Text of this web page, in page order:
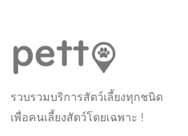
รวบรวมบริการสัตว์เลี้ยงทุกชนิด
เพื่อคนเลี้ยงสัตว์โดยเฉพาะ !